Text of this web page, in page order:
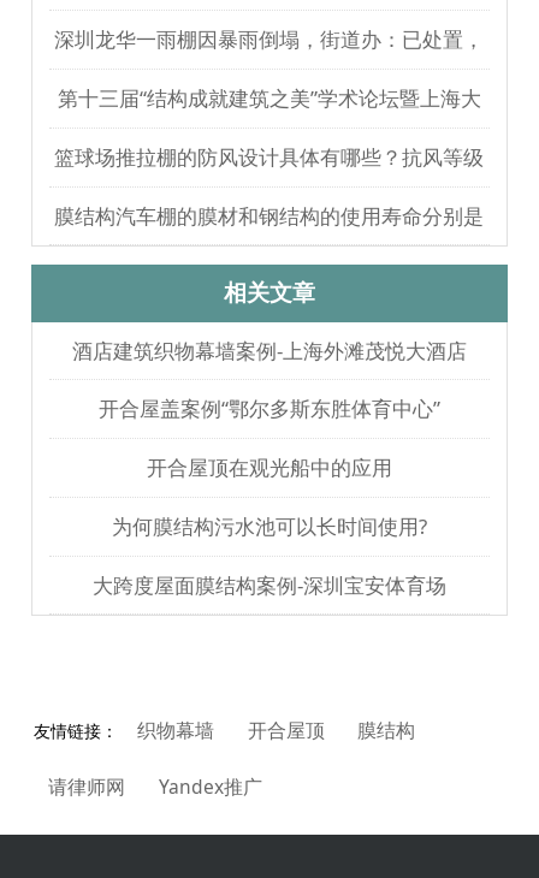
满完成
深圳龙华一雨棚因暴雨倒塌，街道办：已处置，
无人员伤亡
第十三届“结构成就建筑之美”学术论坛暨上海大
歌剧院观摩
篮球场推拉棚的防风设计具体有哪些？抗风等级
如何测试验证？
膜结构汽车棚的膜材和钢结构的使用寿命分别是
多久？
相关文章
酒店建筑织物幕墙案例-上海外滩茂悦大酒店
开合屋盖案例“鄂尔多斯东胜体育中心”
开合屋顶在观光船中的应用
为何膜结构污水池可以长时间使用?
大跨度屋面膜结构案例-深圳宝安体育场
友情链接： 织物幕墙 开合屋顶 膜结构
请律师网 Yandex推广